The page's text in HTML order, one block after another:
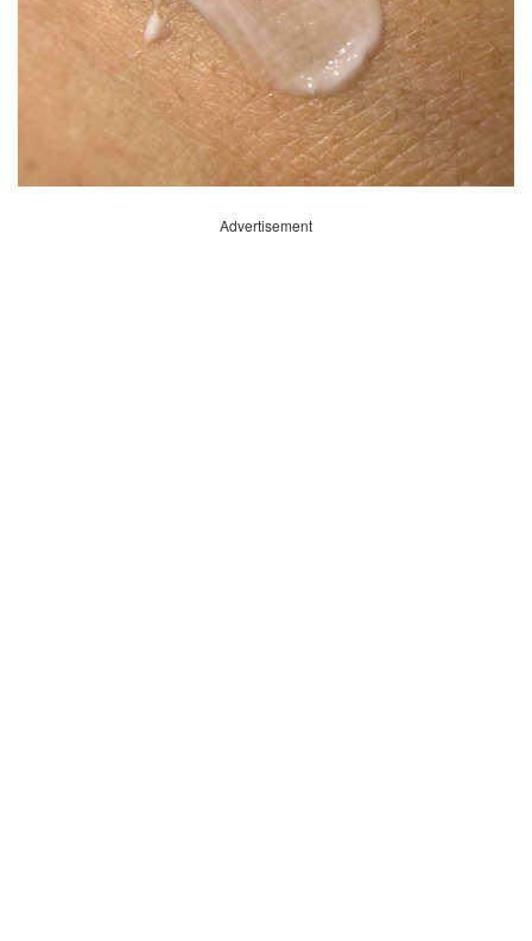
Advertisement